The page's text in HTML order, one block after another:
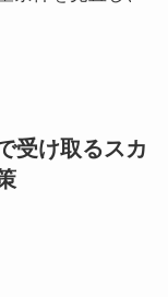
受け取るスカ